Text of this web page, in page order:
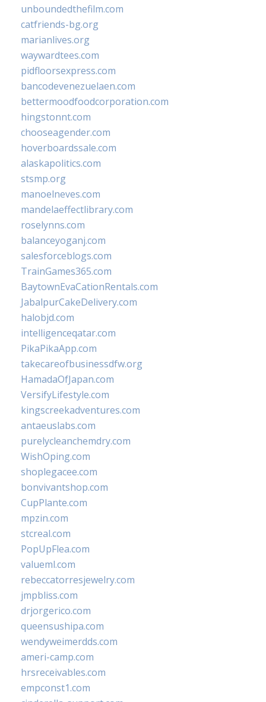
unboundedthefilm.com
catfriends-bg.org
marianlives.org
waywardtees.com
pidfloorsexpress.com
bancodevenezuelaen.com
bettermoodfoodcorporation.com
hingstonnt.com
chooseagender.com
hoverboardssale.com
alaskapolitics.com
stsmp.org
manoelneves.com
mandelaeffectlibrary.com
roselynns.com
balanceyoganj.com
salesforceblogs.com
TrainGames365.com
BaytownEvaCationRentals.com
JabalpurCakeDelivery.com
halobjd.com
intelligenceqatar.com
PikaPikaApp.com
takecareofbusinessdfw.org
HamadaOfJapan.com
VersifyLifestyle.com
kingscreekadventures.com
antaeuslabs.com
purelycleanchemdry.com
WishOping.com
shoplegacee.com
bonvivantshop.com
CupPlante.com
mpzin.com
stcreal.com
PopUpFlea.com
valueml.com
rebeccatorresjewelry.com
jmpbliss.com
drjorgerico.com
queensushipa.com
wendyweimerdds.com
ameri-camp.com
hrsreceivables.com
empconst1.com